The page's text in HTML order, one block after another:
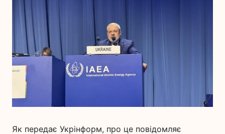
Як передає Укрінформ, про це повідомляє